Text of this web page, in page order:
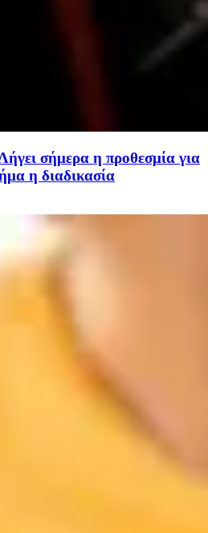
σήμερα η προθεσμία για
η διαδικασία